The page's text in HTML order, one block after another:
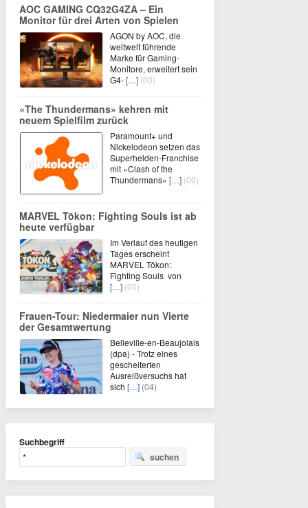
AOC GAMING CQ32G4ZA – Ein
Monitor für drei Arten von Spielen
AGON by AOC, die
weltweit führende
Marke für Gaming-
Monitore, erweitert sein
G4-[…] (00)
«The Thundermans» kehren mit
neuem Spielfilm zurück
Paramount+ und
Nickelodeon setzen das
Superhelden-Franchise
mit «Clash of the
Thundermans» […] (00)
MARVEL Tōkon: Fighting Souls ist ab
heute verfügbar
Im Verlauf des heutigen
Tages erscheint
MARVEL Tōkon:
Fighting Souls von
[…] (00)
Frauen-Tour: Niedermaier nun Vierte
der Gesamtwertung
Belleville-en-Beaujolais
(dpa) - Trotz eines
gescheiterten
Ausreißversuchs hat
sich […] (04)
Suchbegriff
suchen